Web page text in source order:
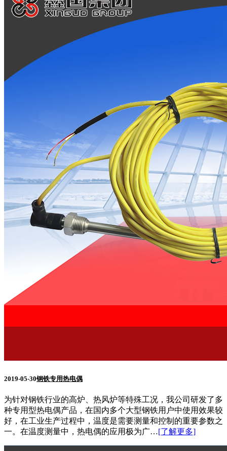
2019-05-30钢铁专用热电偶
为针对钢铁行业的高炉、热风炉等特殊工况，我公司研发了多
种专用型热电偶产品，在国内多个大型钢铁用户中使用效果较
好，在工业生产过程中，温度是需要测量和控制的重要参数之
一。在温度测量中，热电偶的应用极为广…[了解更多]